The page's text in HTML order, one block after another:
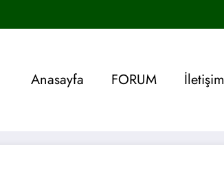
Anasayfa FORUM İletişim